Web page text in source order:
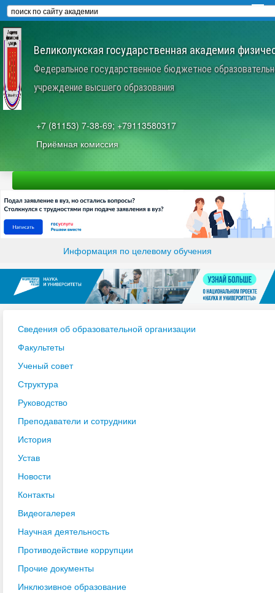
Великолукская государственная академия
Федеральное государственное бюджетное
учреждение высшего образования
+7 (81153) 7-38-69; +79113580317
Приёмная комиссия
Информация по целевому обучения
Сведения об образовательной организации
Факультеты
Ученый совет
Структура
Руководство
Преподаватели и сотрудники
История
Устав
Новости
Контакты
Видеогалерея
Научная деятельность
Противодействие коррупции
Прочие документы
Инклюзивное образование